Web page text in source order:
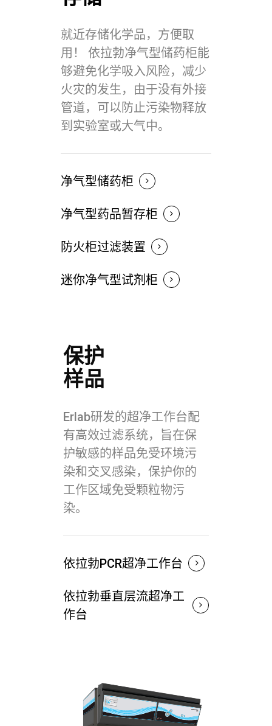
就近存储化学品，方便取
用！ 依拉勃净气型储药柜能
够避免化学吸入风险，减少
火灾的发生，由于没有外接
管道，可以防止污染物释放
到实验室或大气中。
净气型储药柜
净气型药品暂存柜
防火柜过滤装置
迷你净气型试剂柜
保护
样品
Erlab研发的超净工作台配
有高效过滤系统，旨在保
护敏感的样品免受环境污
染和交叉感染，保护你的
工作区域免受颗粒物污
染。
依拉勃PCR超净工作台
依拉勃垂直层流超净工
作台